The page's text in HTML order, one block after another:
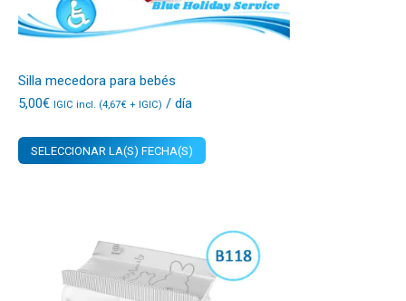
Silla mecedora para bebés
5,00€ IGIC incl. (4,67€ + IGIC) / día
SELECCIONAR LA(S) FECHA(S)